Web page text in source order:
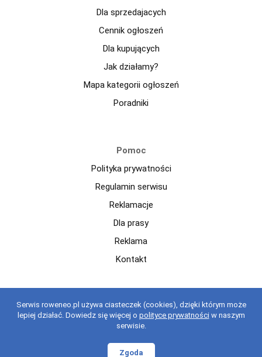
Dla sprzedajacych
Cennik ogłoszeń
Dla kupujących
Jak działamy?
Mapa kategorii ogłoszeń
Poradniki
Pomoc
Polityka prywatności
Regulamin serwisu
Reklamacje
Dla prasy
Reklama
Kontakt
Copyright © 2021 roweneo.pl Wszelkie prawa zastrzeżone.
Korzystanie z serwisu oznacza akceptację regulaminu.
regulaminu
Serwis roweneo.pl używa ciasteczek (cookies), dzięki którym może
lepiej działać. Dowiedz się więcej o polityce prywatnościw naszym
serwisie.
Zgoda